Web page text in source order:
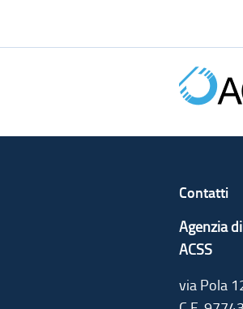
Contatti
Agenzia
ACSS
via Pola